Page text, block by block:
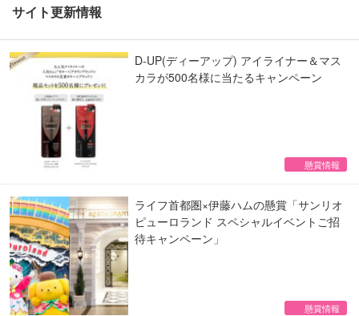
サイト更新情報
D-UP(ディーアップ) アイライナー＆マス
カラが500名様に当たるキャンペーン
懸賞情報
ライフ首都圏×伊藤ハムの懸賞「サンリオ
ピューロランド スペシャルイベントご招
待キャンペーン」
懸賞情報